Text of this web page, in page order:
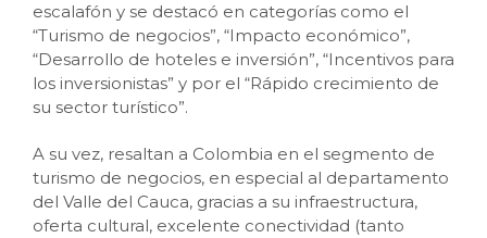
escalafón y se destacó en categorías como el
“Turismo de negocios”, “Impacto económico”,
“Desarrollo de hoteles e inversión”, “Incentivos para
los inversionistas” y por el “Rápido crecimiento de
su sector turístico”.
A su vez, resaltan a Colombia en el segmento de
turismo de negocios, en especial al departamento
del Valle del Cauca, gracias a su infraestructura,
oferta cultural, excelente conectividad (tanto